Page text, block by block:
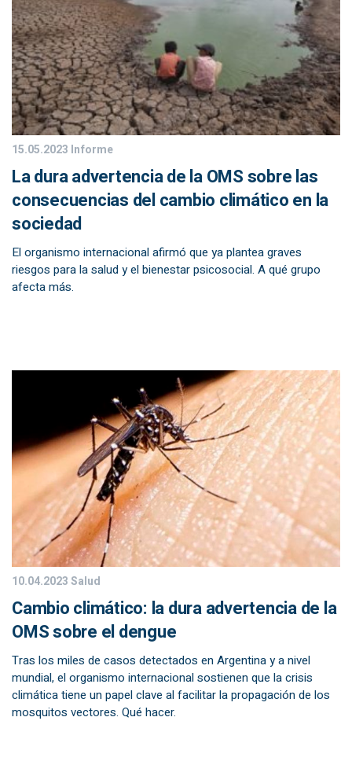
15.05.2023 Informe
La dura advertencia de la OMS sobre las
consecuencias del cambio climático en la
sociedad
El organismo internacional afirmó que ya plantea graves
riesgos para la salud y el bienestar psicosocial. A qué grupo
afecta más.
10.04.2023Salud
Cambio climático: la dura advertencia de la
OMS sobre el dengue
Tras los miles de casos detectados en Argentina y a nivel
mundial, el organismo internacional sostienen que la crisis
climática tiene un papel clave al facilitar la propagación de los
mosquitos vectores. Qué hacer.